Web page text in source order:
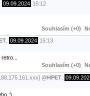
09.09.2024 15:12
Souhlasím (+0)
09.09.2024 15:13
retro...
Souhlasím (+0)
@HPET
:)